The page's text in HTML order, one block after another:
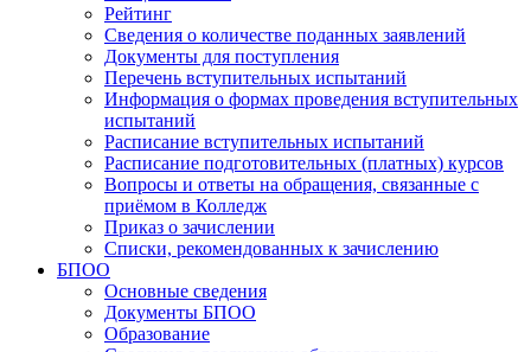
Рейтинг
Сведения о количестве поданных заявлений
Документы для поступления
Перечень вступительных испытаний
Информация о формах проведения вступительных
испытаний
Расписание вступительных испытаний
Расписание подготовительных (платных) курсов
Вопросы и ответы на обращения, связанные с
приёмом в Колледж
Приказ о зачислении
Списки, рекомендованных к зачислению
БПОО
Основные сведения
Документы БПОО
Образование